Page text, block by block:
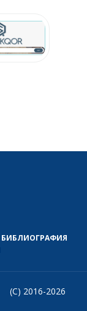
БИБЛИОГРАФИЯ
(C) 2016-2026